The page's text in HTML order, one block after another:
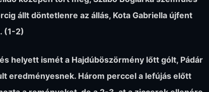
állt döntetlenre az állás, Kota Gabriella újfent
(1-2)
helyett ismét a Hajdúböszörmény lőtt gólt, Pádár
eredményesnek. Három perccel a lefújás előtt